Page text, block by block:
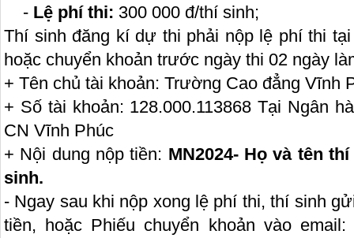
- Lệ phí thi: 300 000 đ/thí sinh;
Thí sinh đăng kí dự thi phải nộp lệ phí thi
hoặc chuyển khoản trước ngày thi 02 ngày
+ Tên chủ tài khoản: Trường Cao đẳng Vĩnh
+ Số tài khoản: 128.000.113868 Tại Ngân
CN Vĩnh Phúc
+ Nội dung nộp tiền: MN2024- Họ và tên
sinh.
- Ngay sau khi nộp xong lệ phí thi, thí sinh
tiền, hoặc Phiếu chuyển khoản vào email: